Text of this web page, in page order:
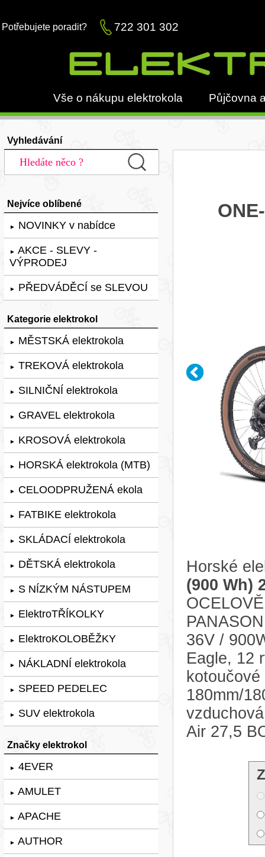
Potřebujete poradit? 722 301 302
Vše o nákupu elektrokola Půjčovna
Vyhledávání
Nejvíce oblíbené
► NOVINKY v nabídce
► AKCE - SLEVY -
VÝPRODEJ
► PŘEDVÁDĚCÍ se SLEVOU
Kategorie elektrokol
► MĚSTSKÁ elektrokola
► TREKOVÁ elektrokola
► SILNIČNÍ elektrokola
► GRAVEL elektrokola
► KROSOVÁ elektrokola
► HORSKÁ elektrokola (MTB)
► CELOODPRUŽENÁ ekola
► FATBIKE elektrokola
► SKLÁDACÍ elektrokola
► DĚTSKÁ elektrokola
► S NÍZKÝM NÁSTUPEM
► ElektroTŘÍKOLKY
► ElektroKOLOBĚŽKY
► NÁKLADNÍ elektrokola
► SPEED PEDELEC
► SUV elektrokola
Značky elektrokol
► 4EVER
► AMULET
► APACHE
► AUTHOR
Horské
(900 Wh)
36V /
Eagle, 12
180mm/
Air 27,5